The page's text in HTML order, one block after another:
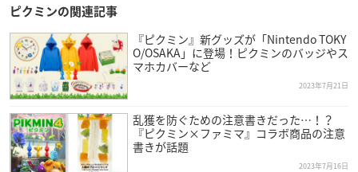
ピクミンの関連記事
『ピクミン』新グッズが「Nintendo TOKY
O/OSAKA」に登場！ピクミンのバッジやス
マホカバーなど
2023年7月21日
乱獲を防ぐための注意書きだった…！？
『ピクミン×ファミマ』コラボ商品の注意
書きが話題
2023年7月16日